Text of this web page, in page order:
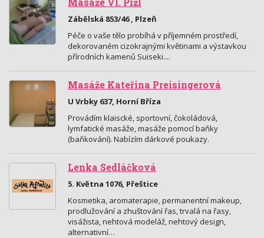
Masáže Vl. Pižl
Zábělská 853/46 , Plzeň
Péče o vaše tělo probíhá v příjemném prostředí,
dekorovaném cizokrajnými květinami a výstavkou
přírodních kamenů Suiseki....
Masáže Kateřina Preisingerová
U Vrbky 637, Horní Bříza
Provádím klaiscké, sportovní, čokoládová,
lymfatické masáže, masáže pomocí baňky
(baňkování). Nabízím dárkové poukazy.
Lenka Sedláčková
5. Května 1076, Přeštice
Kosmetika, aromaterapie, permanentní makeup,
prodlužování a zhuštování řas, trvalá na řasy,
visážista, nehtová modeláž, nehtový design,
alternativní…